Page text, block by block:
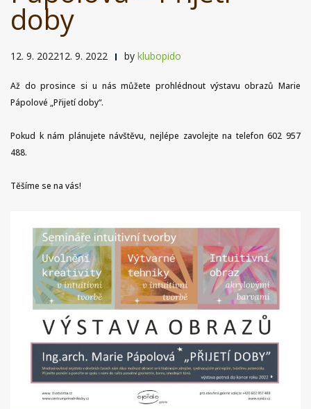
doby
12. 9. 202212. 9. 2022 by klubopido
Až do prosince si u nás můžete prohlédnout výstavu obrazů Marie
Pápolové „Přijetí doby“.
Pokud k nám plánujete návštěvu, nejlépe zavolejte na telefon 602 957
488.
Těšíme se na vás!